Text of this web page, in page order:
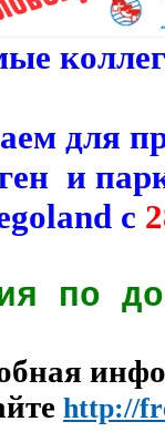
для
и
c
по
http://